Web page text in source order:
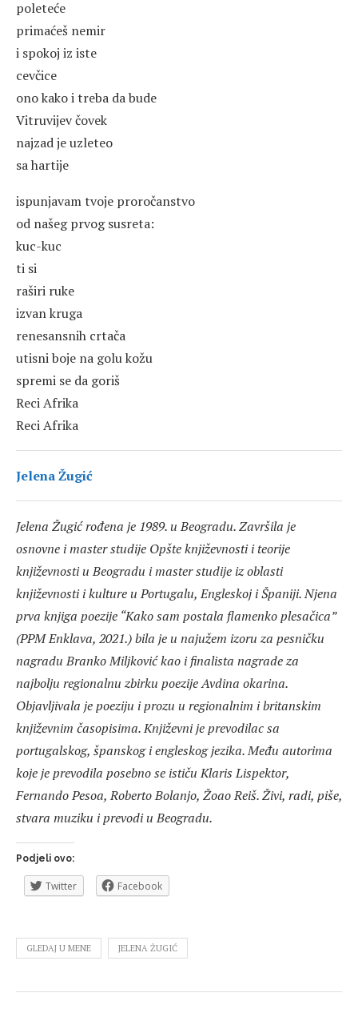
poleteće
primaćeš nemir
i spokoj iz iste
cevčice
ono kako i treba da bude
Vitruvijev čovek
najzad je uzleteo
sa hartije
ispunjavam tvoje proročanstvo
od našeg prvog susreta:
kuc-kuc
ti si
raširi ruke
izvan kruga
renesansnih crtača
utisni boje na golu kožu
spremi se da goriš
Reci Afrika
Reci Afrika
Jelena Žugić
Jelena Žugić rođena je 1989. u Beogradu. Završila je
osnovne i master studije Opšte književnosti i teorije
književnosti u Beogradu i master studije iz oblasti
književnosti i kulture u Portugalu, Engleskoj i Španiji. Njena
prva knjiga poezije “Kako sam postala flamenko plesačica”
(PPM Enklava, 2021.) bila je u najužem izoru za pesničku
nagradu Branko Miljković kao i finalista nagrade za
najbolju regionalnu zbirku poezije Avdina okarina.
Objavljivala je poeziju i prozu u regionalnim i britanskim
književnim časopisima. Književni je prevodilac sa
portugalskog, španskog i engleskog jezika. Među autorima
koje je prevodila posebno se ističu Klaris Lispektor,
Fernando Pesoa, Roberto Bolanjo, Žoao Reiš. Živi, radi, piše,
stvara muziku i prevodi u Beogradu.
Podjeli ovo:
Twitter Facebook
GLEDAJ U MENE JELENA ŽUGIĆ